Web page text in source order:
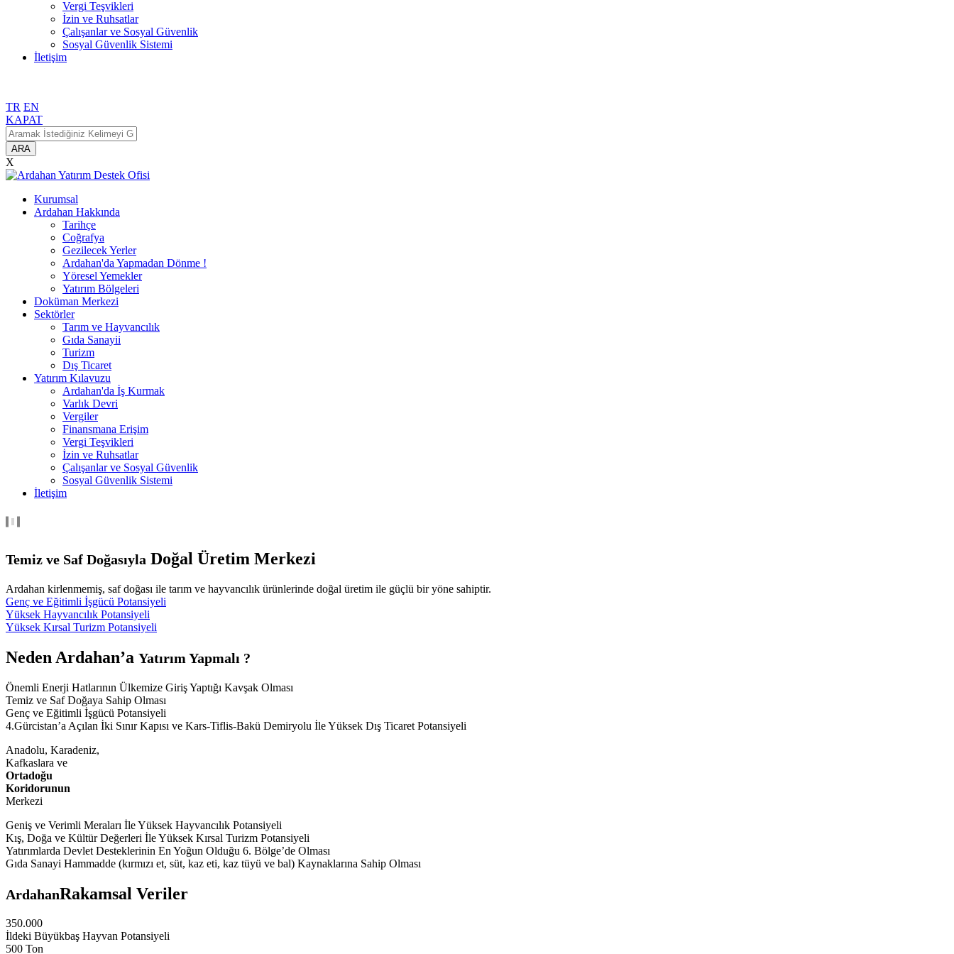
Vergi Teşvikleri
İzin ve Ruhsatlar
Çalışanlar ve Sosyal Güvenlik
Sosyal Güvenlik Sistemi
İletişim
TR EN
KAPAT
ARA
X
Kurumsal
Ardahan Hakkında
Tarihçe
Coğrafya
Gezilecek Yerler
Ardahan'da Yapmadan Dönme !
Yöresel Yemekler
Yatırım Bölgeleri
Doküman Merkezi
Sektörler
Tarım ve Hayvancılık
Gıda Sanayii
Turizm
Dış Ticaret
Yatırım Kılavuzu
Ardahan'da İş Kurmak
Varlık Devri
Vergiler
Finansmana Erişim
Vergi Teşvikleri
İzin ve Ruhsatlar
Çalışanlar ve Sosyal Güvenlik
Sosyal Güvenlik Sistemi
İletişim
Temiz ve Saf Doğasıyla Doğal Üretim Merkezi
Ardahan kirlenmemiş, saf doğası ile tarım ve hayvancılık ürünlerinde doğal üretim ile güçlü bir yöne sahiptir.
Genç ve Eğitimli İşgücü Potansiyeli
Yüksek Hayvancılık Potansiyeli
Yüksek Kırsal Turizm Potansiyeli
Neden Ardahan’a Yatırım Yapmalı ?
Önemli Enerji Hatlarının Ülkemize Giriş Yaptığı Kavşak Olması
Temiz ve Saf Doğaya Sahip Olması
Genç ve Eğitimli İşgücü Potansiyeli
4.Gürcistan’a Açılan İki Sınır Kapısı ve Kars-Tiflis-Bakü Demiryolu İle Yüksek Dış Ticaret Potansiyeli
Anadolu, Karadeniz,
Kafkaslara ve
Ortadoğu
Koridorunun
Merkezi
Geniş ve Verimli Meraları İle Yüksek Hayvancılık Potansiyeli
Kış, Doğa ve Kültür Değerleri İle Yüksek Kırsal Turizm Potansiyeli
Yatırımlarda Devlet Desteklerinin En Yoğun Olduğu 6. Bölge’de Olması
Gıda Sanayi Hammadde (kırmızı et, süt, kaz eti, kaz tüyü ve bal) Kaynaklarına Sahip Olması
ArdahanRakamsal Veriler
350.000
İldeki Büyükbaş Hayvan Potansiyeli
500 Ton